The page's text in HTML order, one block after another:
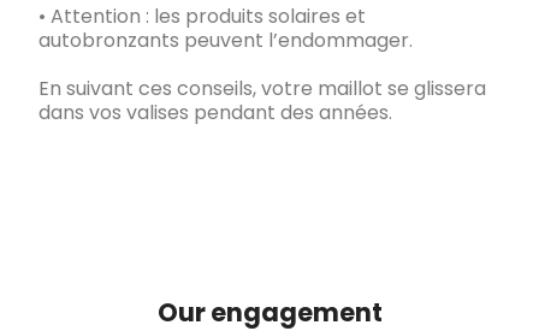
• Attention : les produits solaires et
autobronzants peuvent l’endommager.
En suivant ces conseils, votre maillot se glissera
dans vos valises pendant des années.
Our engagement